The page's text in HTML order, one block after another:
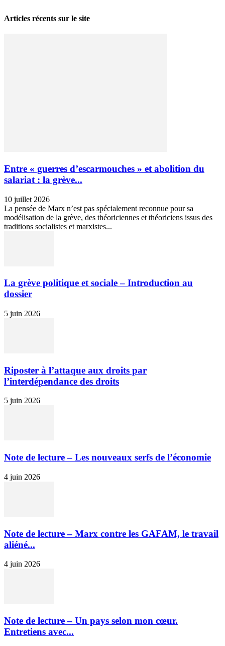
Articles récents sur le site
Entre « guerres d’escarmouches » et abolition du
salariat : la grève...
10 juillet 2026
La pensée de Marx n’est pas spécialement reconnue pour sa
modélisation de la grève, des théoriciennes et théoriciens issus des
traditions socialistes et marxistes...
La grève politique et sociale – Introduction au
dossier
5 juin 2026
Riposter à l’attaque aux droits par
l’interdépendance des droits
5 juin 2026
Note de lecture – Les nouveaux serfs de l’économie
4 juin 2026
Note de lecture – Marx contre les GAFAM, le travail
aliéné...
4 juin 2026
Note de lecture – Un pays selon mon cœur.
Entretiens avec...